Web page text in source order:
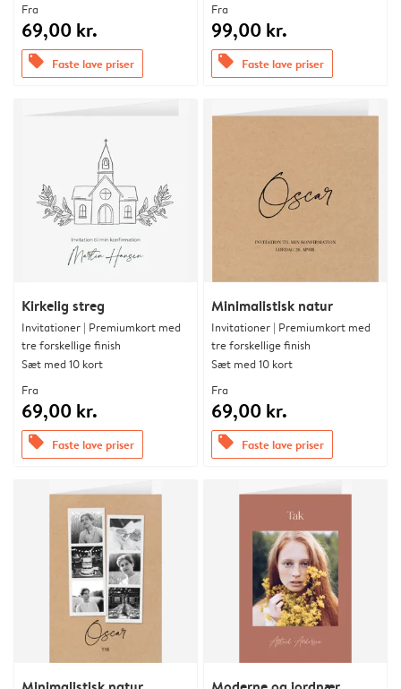
Fra
69,00 kr.
offers Faste lave priser
Fra
99,00 kr.
offers Faste lave priser
Kirkelig streg
Invitationer | Premiumkort med
tre forskellige finish
Sæt med 10 kort
Fra
69,00 kr.
offers Faste lave priser
Minimalistisk natur
Invitationer | Premiumkort med
tre forskellige finish
Sæt med 10 kort
Fra
69,00 kr.
offers Faste lave priser